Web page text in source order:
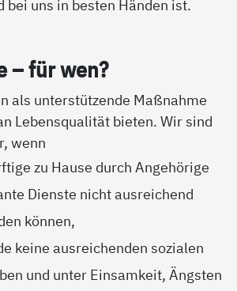
uns in besten Händen ist.
– für wen?
als unterstützende Maßnahme
Lebensqualität bieten. Wir sind
wenn
zu Hause durch Angehörige
Dienste nicht ausreichend
können,
keine ausreichenden sozialen
und unter Einsamkeit, Ängsten